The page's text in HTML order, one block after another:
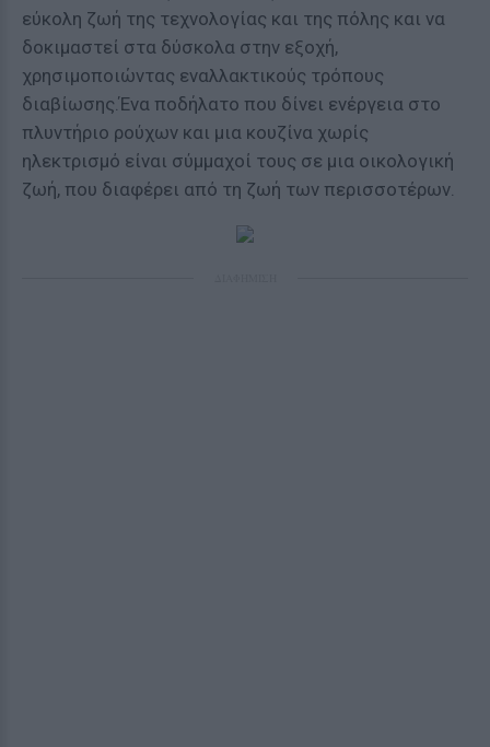
εύκολη ζωή της τεχνολογίας και της πόλης και να
δοκιμαστεί στα δύσκολα στην εξοχή,
χρησιμοποιώντας εναλλακτικούς τρόπους
διαβίωσης.Ένα ποδήλατο που δίνει ενέργεια στο
πλυντήριο ρούχων και μια κουζίνα χωρίς
ηλεκτρισμό είναι σύμμαχοί τους σε μια οικολογική
ζωή, που διαφέρει από τη ζωή των περισσοτέρων.